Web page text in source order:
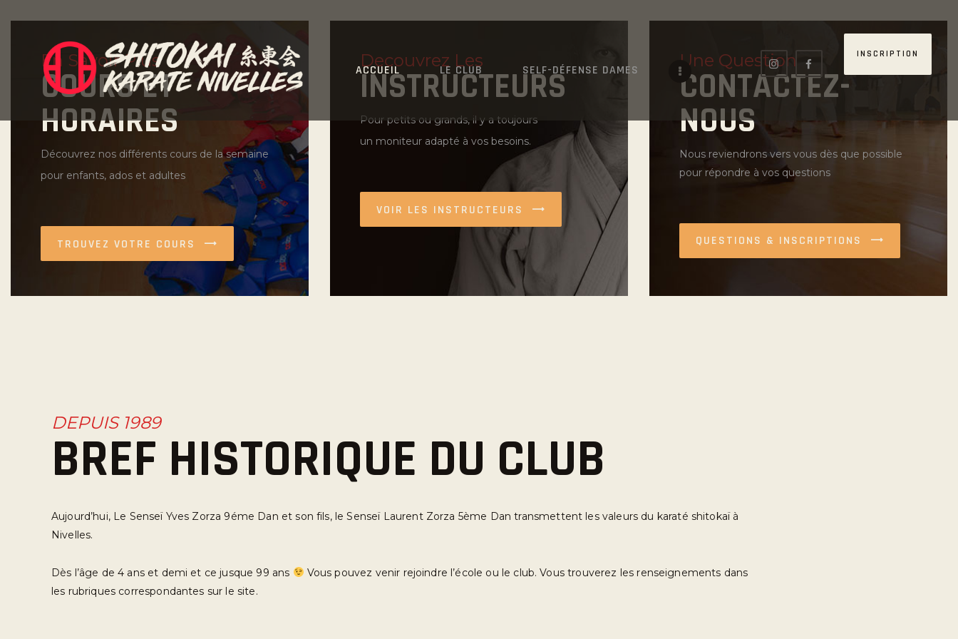
ACCUEIL LE CLUB SELF-DÉFENSE DAMES
INSCRIPTION
En Savoir Plus
COURS ET
HORAIRES
Découvrez nos différents cours de la semaine
pour enfants, ados et adultes
TROUVEZ VOTRE COURS
Decouvrez Les
INSTRUCTEURS
Pour petits ou grands, il y a toujours
un moniteur adapté à vos besoins.
VOIR LES INSTRUCTEURS
Une Question
CONTACTEZ-
NOUS
Nous reviendrons vers vous dès que possible
pour répondre à vos questions
QUESTIONS & INSCRIPTIONS
DEPUIS 1989
BREF HISTORIQUE DU CLUB
Aujourd’hui, Le Senseï Yves Zorza 9éme Dan et son fils, le Senseï Laurent Zorza 5ème Dan transmettent les valeurs du karaté shitokaï à
Nivelles.
Dès l’âge de 4 ans et demi et ce jusque 99 ans
Vous pouvez venir rejoindre l’école ou le club. Vous trouverez les renseignements dans
les rubriques correspondantes sur le site.